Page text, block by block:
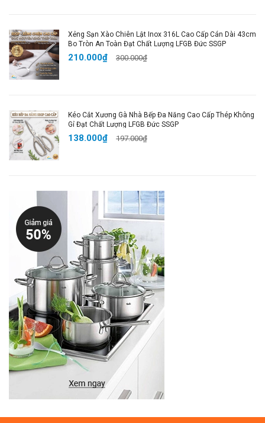
Nướng Thơm Ngon và An Toàn!
Thêm ngayChảo Nướng Gốm Titan Cao Cấpvào
giỏ hàng để nâng cao trải nghiệm nấu nướng trong
bếp của bạn!
Hashtags SEO cho Google
Shopping:
#ChảoNướng #ChảoGốmTitan #ChảoChốngDính
#ChảoNướngAnToàn #ChảoThựcPhẩm
Xẻng Sạn Xào Chiên Lật Inox 316L Cao Cấp Cán Dài 43cm
Bo Tròn An Toàn Đạt Chất Lượng LFGB Đức SSGP
210.000₫ 300.000₫
Kéo Cắt Xương Gà Nhà Bếp Đa Năng Cao Cấp Thép Không
Gỉ Đạt Chất Lượng LFGB Đức SSGP
138.000₫ 197.000₫